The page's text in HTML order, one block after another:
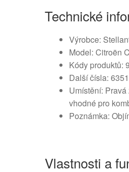
Technické
Výrobce:
Model: Citroën
Kódy produktů:
Další čísla:
Umístění:
vhodné pro
Poznámka:
Vlastnosti a